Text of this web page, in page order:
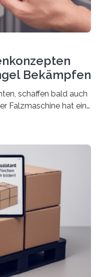
Bekämpfen
schaffen bald auch
Falzmaschine hat ein
sehr vereinfacht,
lässt sich auf alle
Eine Falzmaschine
Profis. Eine solche
Prospekte,
Zehntausend
Maschinentyp und